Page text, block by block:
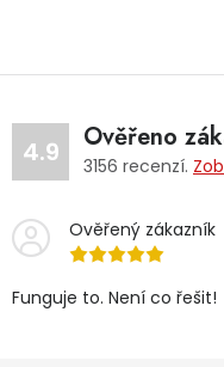
4.9 Ověřeno
3156 recenzí.
Ověřený zákazník
Funguje to. Není co řešit!